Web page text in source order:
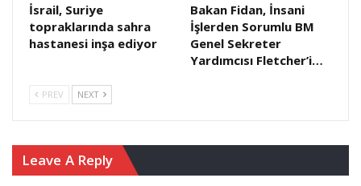
İsrail, Suriye
topraklarında sahra
hastanesi inşa ediyor
Bakan Fidan, İnsani
İşlerden Sorumlu BM
Genel Sekreter
Yardımcısı Fletcher’i…
PREV NEXT
Leave A Reply